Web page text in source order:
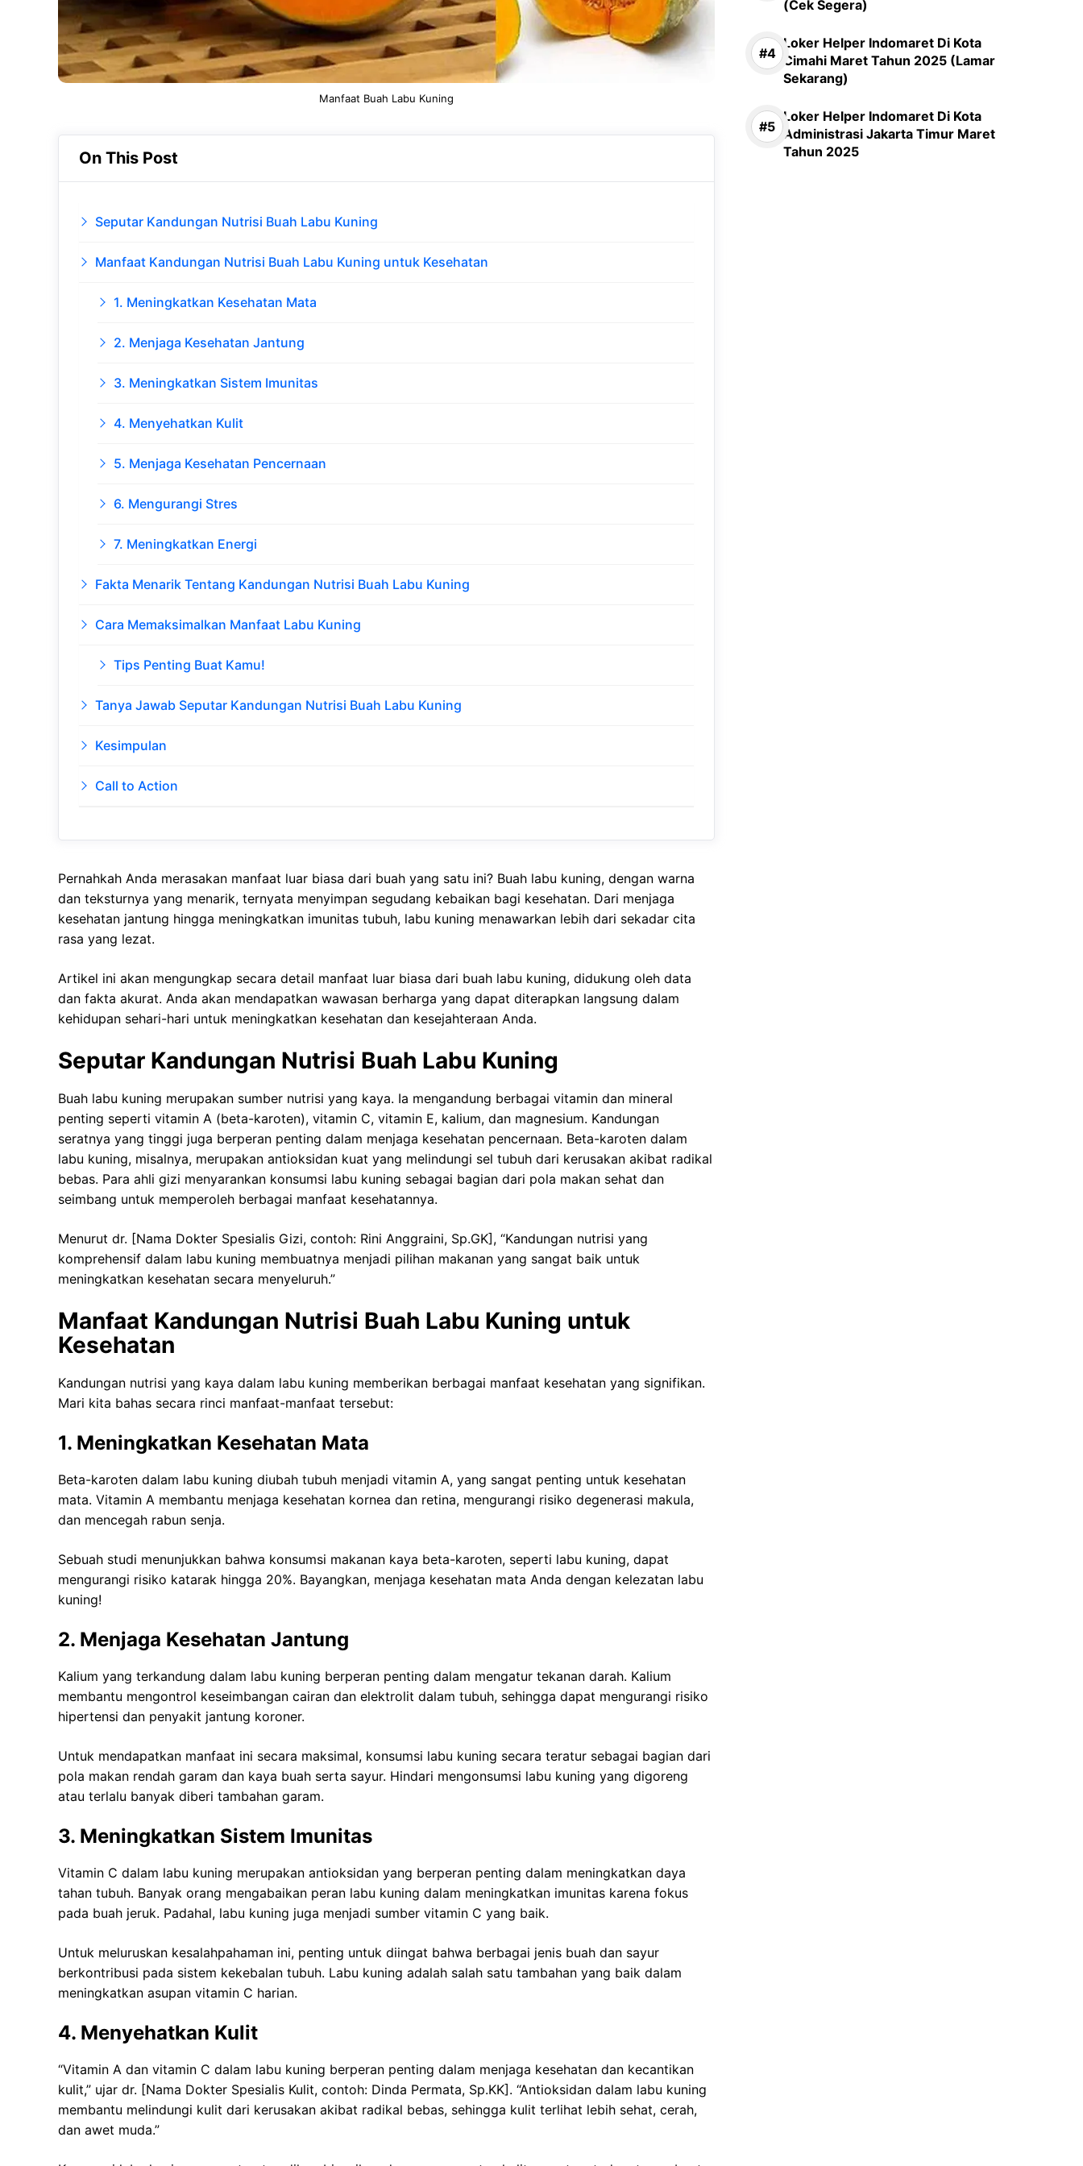
Manfaat Buah Labu Kuning
On This Post
Seputar Kandungan Nutrisi Buah Labu Kuning
Manfaat Kandungan Nutrisi Buah Labu Kuning untuk Kesehatan
1. Meningkatkan Kesehatan Mata
2. Menjaga Kesehatan Jantung
3. Meningkatkan Sistem Imunitas
4. Menyehatkan Kulit
5. Menjaga Kesehatan Pencernaan
6. Mengurangi Stres
7. Meningkatkan Energi
Fakta Menarik Tentang Kandungan Nutrisi Buah Labu Kuning
Cara Memaksimalkan Manfaat Labu Kuning
Tips Penting Buat Kamu!
Tanya Jawab Seputar Kandungan Nutrisi Buah Labu Kuning
Kesimpulan
Call to Action
Pernahkah Anda merasakan manfaat luar biasa dari buah yang satu ini? Buah labu kuning, dengan warna
dan teksturnya yang menarik, ternyata menyimpan segudang kebaikan bagi kesehatan. Dari menjaga
kesehatan jantung hingga meningkatkan imunitas tubuh, labu kuning menawarkan lebih dari sekadar cita
rasa yang lezat.
Artikel ini akan mengungkap secara detail manfaat luar biasa dari buah labu kuning, didukung oleh data
dan fakta akurat. Anda akan mendapatkan wawasan berharga yang dapat diterapkan langsung dalam
kehidupan sehari-hari untuk meningkatkan kesehatan dan kesejahteraan Anda.
Seputar Kandungan Nutrisi Buah Labu Kuning
Buah labu kuning merupakan sumber nutrisi yang kaya. Ia mengandung berbagai vitamin dan mineral
penting seperti vitamin A (beta-karoten), vitamin C, vitamin E, kalium, dan magnesium. Kandungan
seratnya yang tinggi juga berperan penting dalam menjaga kesehatan pencernaan. Beta-karoten dalam
labu kuning, misalnya, merupakan antioksidan kuat yang melindungi sel tubuh dari kerusakan akibat radikal
bebas. Para ahli gizi menyarankan konsumsi labu kuning sebagai bagian dari pola makan sehat dan
seimbang untuk memperoleh berbagai manfaat kesehatannya.
Menurut dr. [Nama Dokter Spesialis Gizi, contoh: Rini Anggraini, Sp.GK], “Kandungan nutrisi yang
komprehensif dalam labu kuning membuatnya menjadi pilihan makanan yang sangat baik untuk
meningkatkan kesehatan secara menyeluruh.”
Manfaat Kandungan Nutrisi Buah Labu Kuning untuk
Kesehatan
Kandungan nutrisi yang kaya dalam labu kuning memberikan berbagai manfaat kesehatan yang signifikan.
Mari kita bahas secara rinci manfaat-manfaat tersebut:
1. Meningkatkan Kesehatan Mata
Beta-karoten dalam labu kuning diubah tubuh menjadi vitamin A, yang sangat penting untuk kesehatan
mata. Vitamin A membantu menjaga kesehatan kornea dan retina, mengurangi risiko degenerasi makula,
dan mencegah rabun senja.
Sebuah studi menunjukkan bahwa konsumsi makanan kaya beta-karoten, seperti labu kuning, dapat
mengurangi risiko katarak hingga 20%. Bayangkan, menjaga kesehatan mata Anda dengan kelezatan labu
kuning!
2. Menjaga Kesehatan Jantung
Kalium yang terkandung dalam labu kuning berperan penting dalam mengatur tekanan darah. Kalium
membantu mengontrol keseimbangan cairan dan elektrolit dalam tubuh, sehingga dapat mengurangi risiko
hipertensi dan penyakit jantung koroner.
Untuk mendapatkan manfaat ini secara maksimal, konsumsi labu kuning secara teratur sebagai bagian dari
pola makan rendah garam dan kaya buah serta sayur. Hindari mengonsumsi labu kuning yang digoreng
atau terlalu banyak diberi tambahan garam.
3. Meningkatkan Sistem Imunitas
Vitamin C dalam labu kuning merupakan antioksidan yang berperan penting dalam meningkatkan daya
tahan tubuh. Banyak orang mengabaikan peran labu kuning dalam meningkatkan imunitas karena fokus
pada buah jeruk. Padahal, labu kuning juga menjadi sumber vitamin C yang baik.
Untuk meluruskan kesalahpahaman ini, penting untuk diingat bahwa berbagai jenis buah dan sayur
berkontribusi pada sistem kekebalan tubuh. Labu kuning adalah salah satu tambahan yang baik dalam
meningkatkan asupan vitamin C harian.
4. Menyehatkan Kulit
“Vitamin A dan vitamin C dalam labu kuning berperan penting dalam menjaga kesehatan dan kecantikan
kulit,” ujar dr. [Nama Dokter Spesialis Kulit, contoh: Dinda Permata, Sp.KK]. “Antioksidan dalam labu kuning
membantu melindungi kulit dari kerusakan akibat radikal bebas, sehingga kulit terlihat lebih sehat, cerah,
dan awet muda.”
(Cek Segera)
Loker Helper Indomaret Di Kota
Cimahi Maret Tahun 2025 (Lamar
Sekarang)
Loker Helper Indomaret Di Kota
Administrasi Jakarta Timur Maret
Tahun 2025